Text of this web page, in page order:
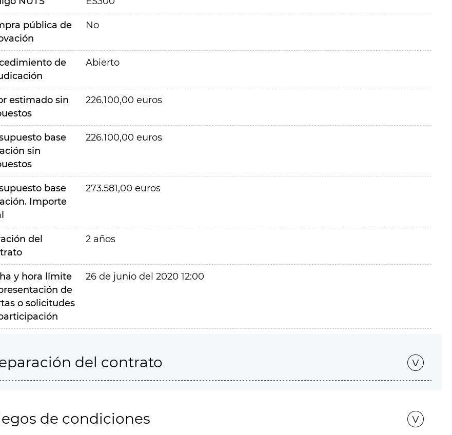
pública de
No
de
Abierto
estimado sin
226.100,00 euros
base
sin
226.100,00 euros
base
Importe
273.581,00 euros
del
2 años
y hora límite
de
o solicitudes
26 de junio del 2020 12:00
del contrato
de condiciones